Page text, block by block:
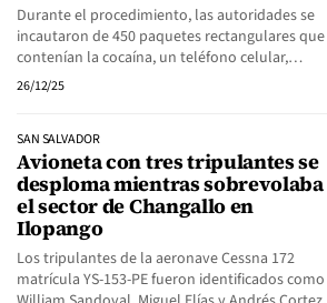
Durante el procedimiento, las autoridades se
incautaron de 450 paquetes rectangulares que
contenían la cocaína, un teléfono celular,…
26/12/25
SAN SALVADOR
Avioneta con tres tripulantes se
desploma mientras sobrevolaba
el sector de Changallo en
Ilopango
Los tripulantes de la aeronave Cessna 172
matrícula YS-153-PE fueron identificados como